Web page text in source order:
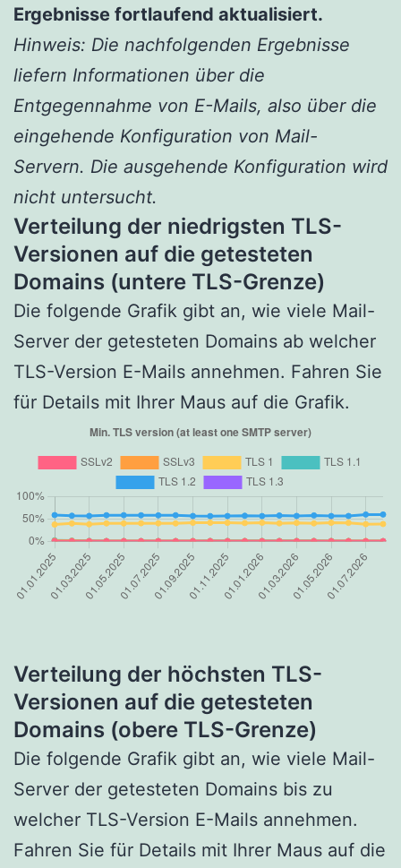
Ergebnisse fortlaufend aktualisiert.
Hinweis: Die nachfolgenden Ergebnisse
liefern Informationen über die
Entgegennahme von E-Mails, also über die
eingehende Konfiguration von Mail-
Servern. Die ausgehende Konfiguration wird
nicht untersucht.
Verteilung der niedrigsten TLS-
Versionen auf die getesteten
Domains (untere TLS-Grenze)
Die folgende Grafik gibt an, wie viele Mail-
Server der getesteten Domains ab welcher
TLS-Version E-Mails annehmen. Fahren Sie
für Details mit Ihrer Maus auf die Grafik.
Verteilung der höchsten TLS-
Versionen auf die getesteten
Domains (obere TLS-Grenze)
Die folgende Grafik gibt an, wie viele Mail-
Server der getesteten Domains bis zu
welcher TLS-Version E-Mails annehmen.
Fahren Sie für Details mit Ihrer Maus auf die